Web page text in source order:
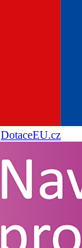
DotaceEU.cz